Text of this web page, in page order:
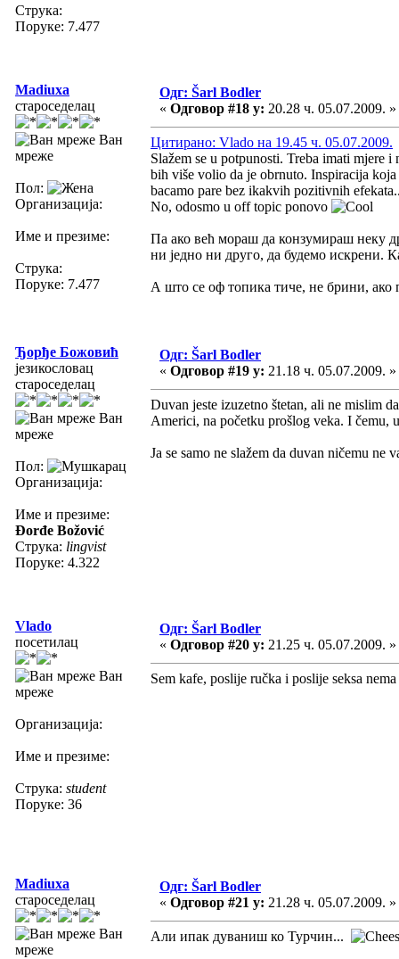
Струка:
Поруке: 7.477
Madiuxa
староседелац
Ван
мреже
Пол:
Организација:
Име и презиме:
Струка:
Поруке: 7.477
Одг: Šarl Bodler
« Одговор #18 у: 20.28 ч. 05.07.2009. »
Цитирано: Vlado на 19.45 ч. 05.07.2009.
Slažem se u potpunosti. Treba imati mjere
bih više volio da je obrnuto. Inspiracija
bacamo pare bez ikakvih pozitivnih
No, odosmo u off topic ponovo
Па ако већ мораш да конзумираш неку
ни једно ни друго, да будемо искрени.
А што се оф топика тиче, не брини, ако
Ђорђе Божовић
језикословац
староседелац
Ван
мреже
Пол:
Организација:
Име и презиме:
Đorđe Božović
Струка: lingvist
Поруке: 4.322
Одг: Šarl Bodler
« Одговор #19 у: 21.18 ч. 05.07.2009. »
Duvan jeste izuzetno štetan, ali ne mislim
Americi, na početku prošlog veka. I čemu,
Ja se samo ne slažem da duvan ničemu
Vlado
посетилац
Ван
мреже
Организација:
Име и презиме:
Струка: student
Поруке: 36
Одг: Šarl Bodler
« Одговор #20 у: 21.25 ч. 05.07.2009. »
Sem kafe, poslije ručka i poslije seksa
Madiuxa
староседелац
Ван
мреже
Одг: Šarl Bodler
« Одговор #21 у: 21.28 ч. 05.07.2009. »
Али ипак дуваниш ко Турчин...